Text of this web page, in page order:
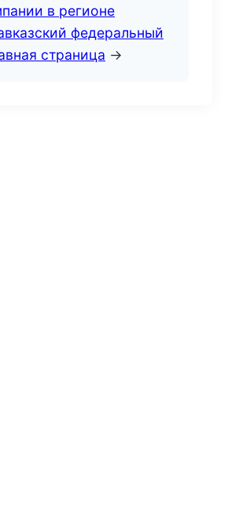
в регионе
федеральный
страница →